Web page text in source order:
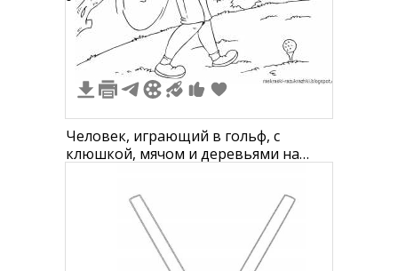
Человек, играющий в гольф, с
клюшкой, мячом и деревьями на